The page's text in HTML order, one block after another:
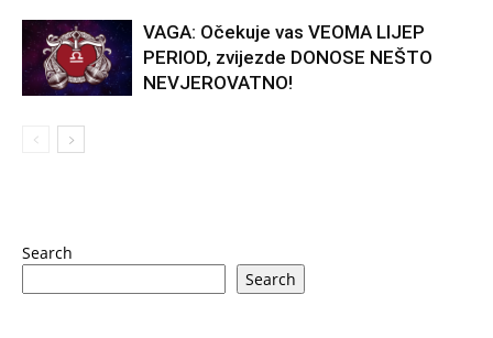
VAGA: Očekuje vas VEOMA LIJEP
PERIOD, zvijezde DONOSE NEŠTO
NEVJEROVATNO!
Search
Search